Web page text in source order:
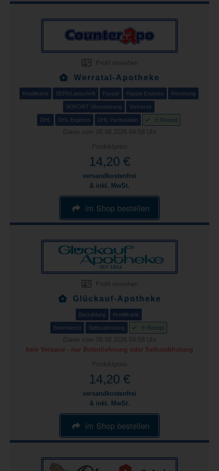
Profil einsehen
Werratal-Apotheke
Kreditkarte SEPA/Lastschrift Paypal Paypal Express Rechnung
SOFORT Überweisung Vorkasse
DHL DHL Express DHL Packstation E-Rezept
Daten vom 08.08.2026 04:58 Uhr
Produktpreis
14,20 €
versandkostenfrei
& inkl. MwSt.
im Shop bestellen
Profil einsehen
Glückauf-Apotheke
Barzahlung Kreditkarte
Botendienst Selbstabholung E-Rezept
Daten vom 08.08.2026 04:58 Uhr
kein Versand - nur Botenlieferung oder Selbstabholung
Produktpreis
14,20 €
versandkostenfrei
& inkl. MwSt.
im Shop bestellen